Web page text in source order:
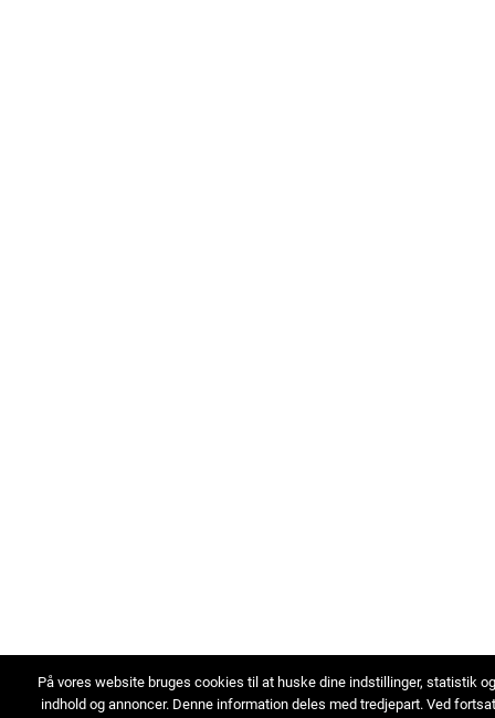
På vores website bruges cookies til at huske dine indstillinger, statistik
indhold og annoncer. Denne information deles med tredjepart. Ved